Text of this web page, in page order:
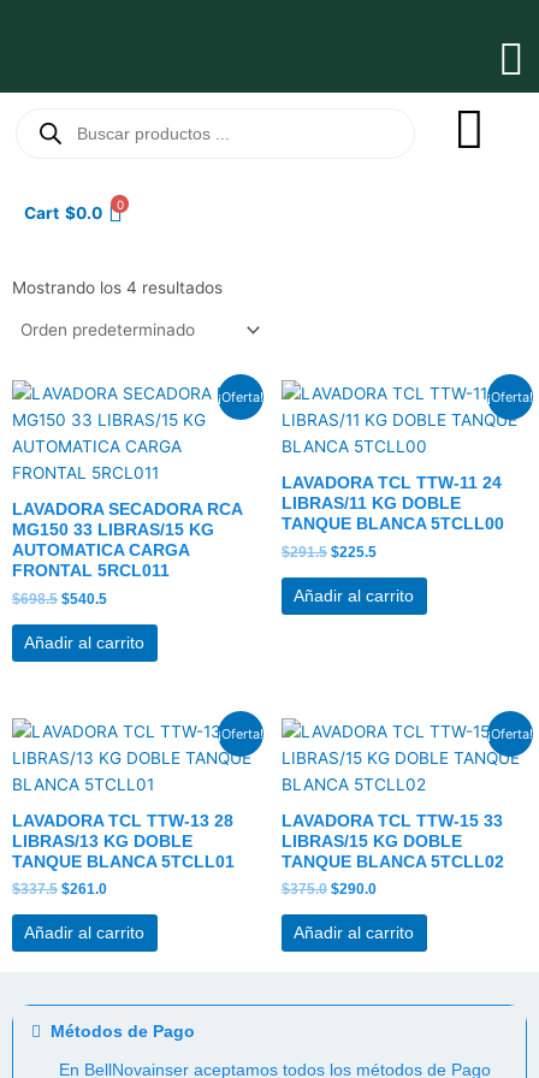
productos
Cart $0.0 0
Mostrando los 4 resultados
¡Oferta!
LAVADORA SECADORA RCA
MG150 33 LIBRAS/15 KG
AUTOMATICA CARGA
FRONTAL 5RCL011
$698.5
El
original
era:
$698.5.
$540.5
El
actual
es:
$540.5.
Añadir al carrito
¡Oferta!
LAVADORA TCL TTW-11 24
LIBRAS/11 KG DOBLE
TANQUE BLANCA 5TCLL00
$291.5
El
original
era:
$225.5
El
actual
es:
Añadir al carrito
¡Oferta!
LAVADORA TCL TTW-13 28
LIBRAS/13 KG DOBLE
TANQUE BLANCA 5TCLL01
$337.5
El
original
era:
$261.0
El
actual
es:
Añadir al carrito
¡Oferta!
LAVADORA TCL TTW-15 33
LIBRAS/15 KG DOBLE
TANQUE BLANCA 5TCLL02
$375.0
El
original
era:
$290.0
El
actual
es:
Añadir al carrito
Métodos de Pago
En BellNovainser aceptamos todos los métodos de Pago